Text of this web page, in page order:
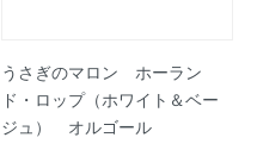
うさぎのマロン ホーラン
ド・ロップ（ホワイト＆ベー
ジュ） オルゴール